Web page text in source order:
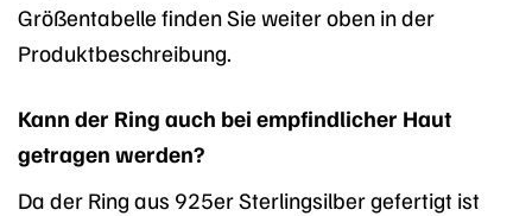
Größentabelle finden Sie weiter oben in der
Produktbeschreibung.
Kann der Ring auch bei empfindlicher Haut
getragen werden?
Da der Ring aus 925er Sterlingsilber gefertigt ist